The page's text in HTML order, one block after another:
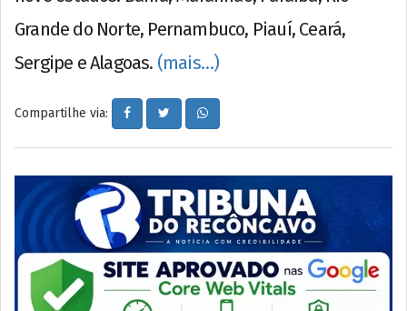
Grande do Norte, Pernambuco, Piauí, Ceará,
Sergipe e Alagoas. (mais…)
Compartilhe via: